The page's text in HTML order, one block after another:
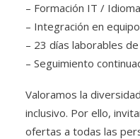
– Formación IT /
– Integración en
– 23 días laborables
– Seguimiento
Valoramos la
inclusivo. Por ello,
ofertas a todas las